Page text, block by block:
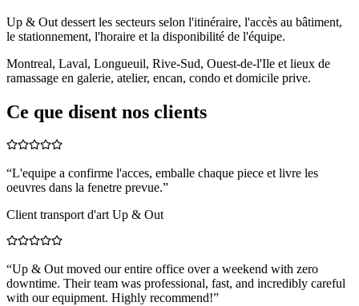
Up & Out dessert les secteurs selon l'itinéraire, l'accès au bâtiment,
le stationnement, l'horaire et la disponibilité de l'équipe.
Montreal, Laval, Longueuil, Rive-Sud, Ouest-de-l'Ile et lieux de
ramassage en galerie, atelier, encan, condo et domicile prive.
Ce que disent nos clients
“L'equipe a confirme l'acces, emballe chaque piece et livre les
oeuvres dans la fenetre prevue.”
Client transport d'art Up & Out
“Up & Out moved our entire office over a weekend with zero
downtime. Their team was professional, fast, and incredibly careful
with our equipment. Highly recommend!”